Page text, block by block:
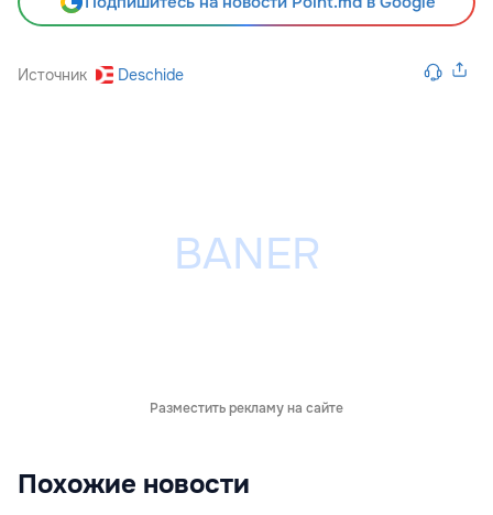
Источник Deschide
Разместить рекламу на сайте
Похожие новости